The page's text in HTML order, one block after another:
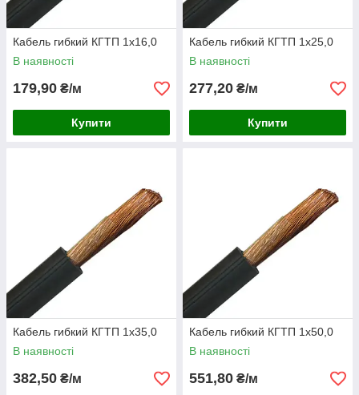
Кабель гибкий КГТП 1х16,0
В наявності
179,90 ₴/м
Купити
Кабель гибкий КГТП 1х25,0
В наявності
277,20 ₴/м
Купити
Кабель гибкий КГТП 1х35,0
В наявності
382,50 ₴/м
Кабель гибкий КГТП 1х50,0
В наявності
551,80 ₴/м